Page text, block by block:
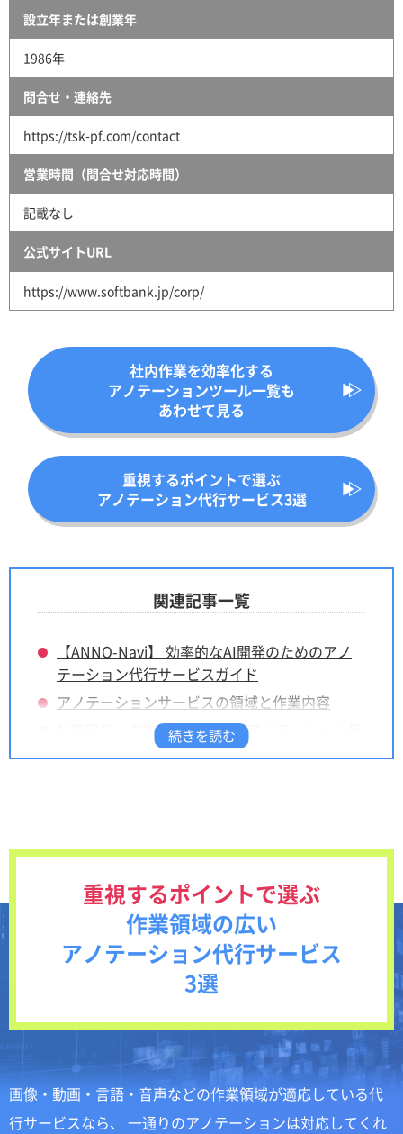
設立年または創業年
1986年
問合せ・連絡先
https://tsk-pf.com/contact
営業時間（問合せ対応時間）
記載なし
公式サイトURL
https://www.softbank.jp/corp/
社内作業を効率化する
アノテーションツール一覧も
あわせて見る
重視するポイントで選ぶ
アノテーション代行サービス3選
関連記事一覧
【ANNO-Navi】 効率的なAI開発のためのアノ
テーション代行サービスガイド
アノテーションサービスの領域と作業内容
AI学習データ作成を支援する アノテーション代
行サービス企業一覧
の基礎知識
重視するポイントで選ぶ
作業領域の広い
アノテーション代行サービス
3選
画像・動画・言語・音声などの作業領域が適応している代
行サービスなら、 一通りのアノテーションは対応してくれ